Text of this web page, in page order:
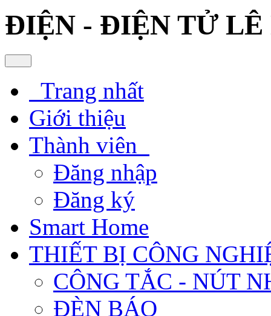
ĐIỆN - ĐIỆN TỬ LÊ
Trang nhất
Giới thiệu
Thành viên
Đăng nhập
Đăng ký
Smart Home
THIẾT BỊ CÔNG
CÔNG TẮC - NÚT
ĐÈN BÁO